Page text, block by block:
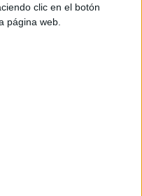
clic en el botón
página web.